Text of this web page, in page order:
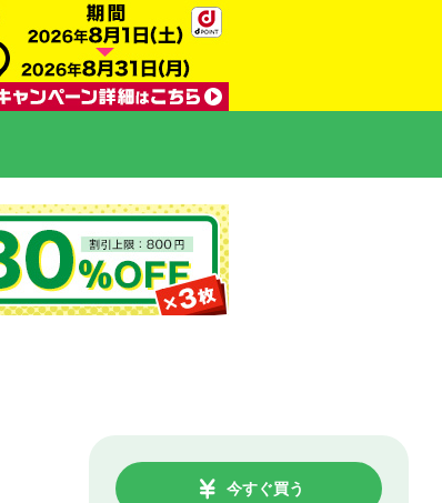
今すぐ買う